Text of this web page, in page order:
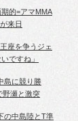
的=アマMMA
来日
座を争うジェ
ですね」
島に競り勝
野瀬と激突
の中島陸とT準